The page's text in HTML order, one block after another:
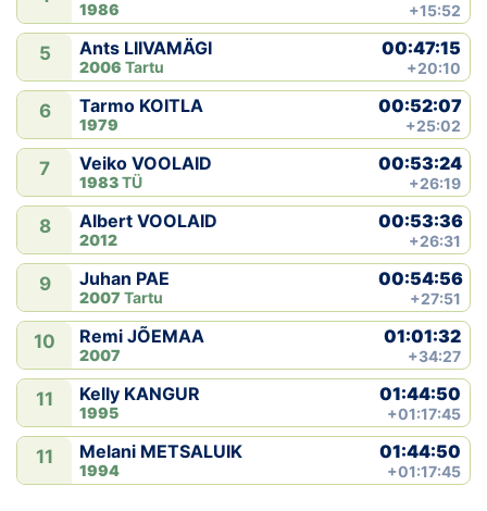
1986 +15:52
5 Ants LIIVAMÄGI
2006 Tartu
00:47:15
+20:10
6 Tarmo KOITLA
1979
00:52:07
+25:02
7 Veiko VOOLAID
1983TÜ
00:53:24
+26:19
8 Albert VOOLAID
2012
00:53:36
+26:31
9 Juhan PAE
2007 Tartu
00:54:56
+27:51
10 Remi JÕEMAA
2007
01:01:32
+34:27
11 Kelly KANGUR
1995
01:44:50
+01:17:45
11 Melani METSALUIK
1994
01:44:50
+01:17:45